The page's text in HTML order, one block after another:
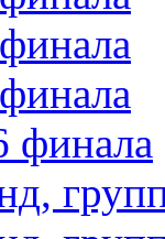
финала